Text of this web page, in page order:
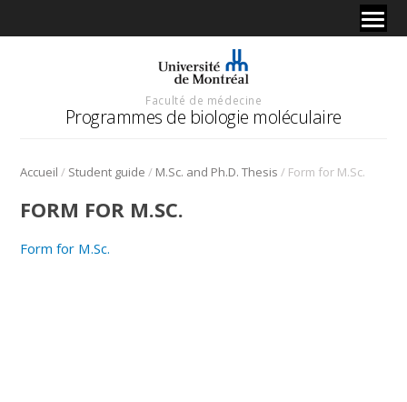
Faculté de médecine
Programmes de biologie moléculaire
Accueil / Student guide / M.Sc. and Ph.D. Thesis / Form for M.Sc.
FORM FOR M.SC.
Form for M.Sc.